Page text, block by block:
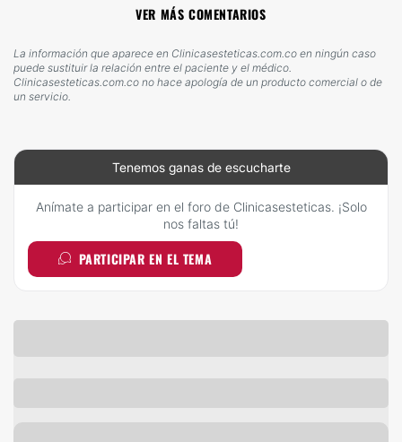
VER MÁS COMENTARIOS
La información que aparece en Clinicasesteticas.com.co en ningún caso
puede sustituir la relación entre el paciente y el médico.
Clinicasesteticas.com.co no hace apología de un producto comercial o de
un servicio.
Tenemos ganas de escucharte
Anímate a participar en el foro de Clinicasesteticas. ¡Solo
nos faltas tú!
PARTICIPAR EN EL TEMA